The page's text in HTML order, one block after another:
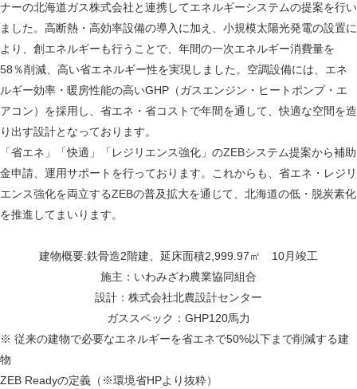
ナーの北海道ガス株式会社と連携してエネルギーシステムの提案を行い
ました。高断熱・高効率設備の導入に加え、小規模太陽光発電の設置に
より、創エネルギーも行うことで、年間の一次エネルギー消費量を
58％削減、高い省エネルギー性を実現しました。空調設備には、エネ
ルギー効率・暖房性能の高いGHP（ガスエンジン・ヒートポンプ・エ
アコン）を採用し、省エネ・省コストで年間を通して、快適な空間を造
り出す設計となっております。
「省エネ」「快適」「レジリエンス強化」のZEBシステム提案から補助
金申請、運用サポートを行っております。これからも、省エネ・レジリ
エンス強化を両立するZEBの普及拡大を通じて、北海道の低・脱炭素化
を推進してまいります。
建物概要:鉄骨造2階建、延床面積2,999.97㎡ 10月竣工
施主：いわみざわ農業協同組合
設計：株式会社北農設計センター
ガススペック：GHP120馬力
※ 従来の建物で必要なエネルギーを省エネで50%以下まで削減する建
物
ZEB Readyの定義（※環境省HPより抜粋）